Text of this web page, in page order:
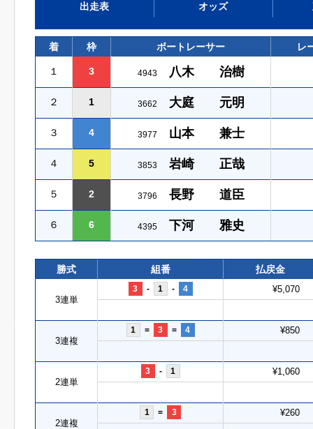
出走表 オッズ
着 枠 ボートレーサー レ
１ 3 4943 八木 治樹
２ 1 3662 大庭 元明
３ 4 3977 山本 兼士
４ 5 3853 岩崎 正哉
５ 2 3796 長野 道臣
６ 6 4395 下河 雅史
勝式 組番 払戻金
3連単
3 - 1 - 4 ¥5,070
3連複
1 = 3 = 4 ¥850
2連単
3 - 1 ¥1,060
2連複
1 = 3 ¥260